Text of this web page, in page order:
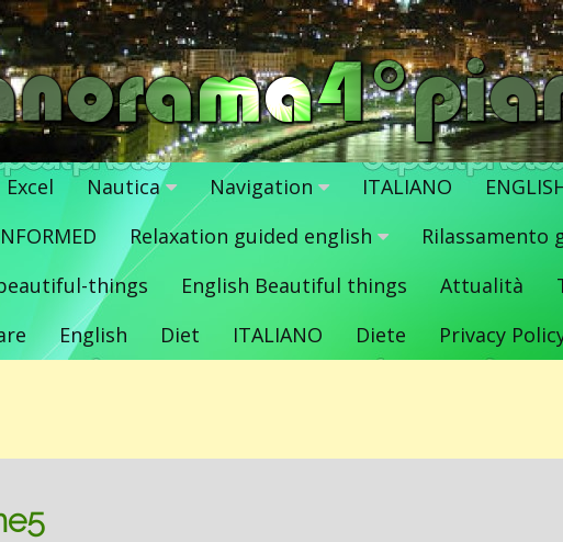
Excel Nautica Navigation ITALIANO
Relaxation guided english Rilassamento
things
English Beautiful things Attualità
English Diet ITALIANO Diete Privacy